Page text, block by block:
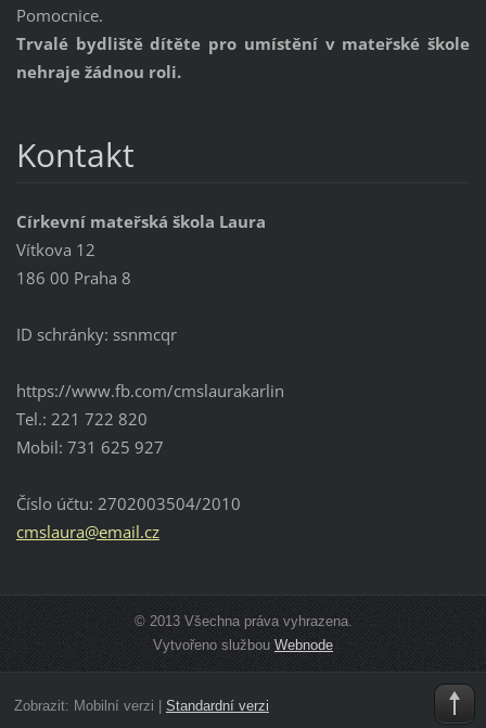
Pomocnice.
Trvalé bydliště dítěte pro umístění v mateřské škole
nehraje žádnou roli.
Kontakt
Církevní mateřská škola Laura
Vítkova 12
186 00 Praha 8
ID schránky: ssnmcqr
https://www.fb.com/cmslaurakarlin
Tel.: 221 722 820
Mobil: 731 625 927
Číslo účtu: 2702003504/2010
cmslaura@email.cz
© 2013 Všechna práva vyhrazena.
Vytvořeno službouWebnode
Zobrazit: Mobilní verzi | Standardní verzi